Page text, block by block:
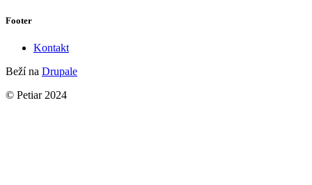
Footer
Kontakt
Beží na Drupale
© Petiar 2024